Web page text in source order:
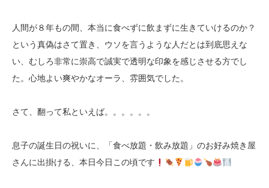
人間が８年もの間、本当に食べずに飲まずに生きていけるのか？
という真偽はさて置き、ウソを言うような人だとは到底思えな
い、むしろ非常に崇高で誠実で透明な印象を感じさせる方でし
た。心地よい爽やかなオーラ、雰囲気でした。
さて、翻って私といえば。。。。。。
息子の誕生日の祝いに、「食べ放題・飲み放題」のお好み焼き屋
さんに出掛ける、本日今日この頃です